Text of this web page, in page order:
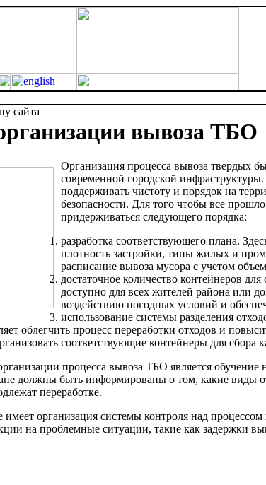
сайта
вывоза ТБО
Организация процесса вывоза твердых
современной городской
поддерживать чистоту и порядок на
безопасности. Для того чтобы все
придерживаться следующего порядка:
разработка соответствующего плана.
плотность застройки, типы жилых и
расписание вывоза мусора с учетом
достаточное количество контейнеров
доступно для всех жителей района или
воздействию погодных условий и
использование системы разделения
облегчить процесс переработки отходов и
соответствующие контейнеры для сбора
процесса вывоза ТБО является обучение
должны быть информированы о том, какие виды
переработке.
организация системы контроля над
на проблемные ситуации, такие как задержки